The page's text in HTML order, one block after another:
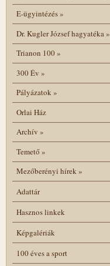
E-ügyintézés»
Dr. Kugler József hagyatéka»
Trianon 100»
300 Év »
Pályázatok»
Orlai Ház
Archív »
Temető»
Mezőberényi hírek»
Adattár
Hasznos linkek
Képgalériák
100 éves a sport